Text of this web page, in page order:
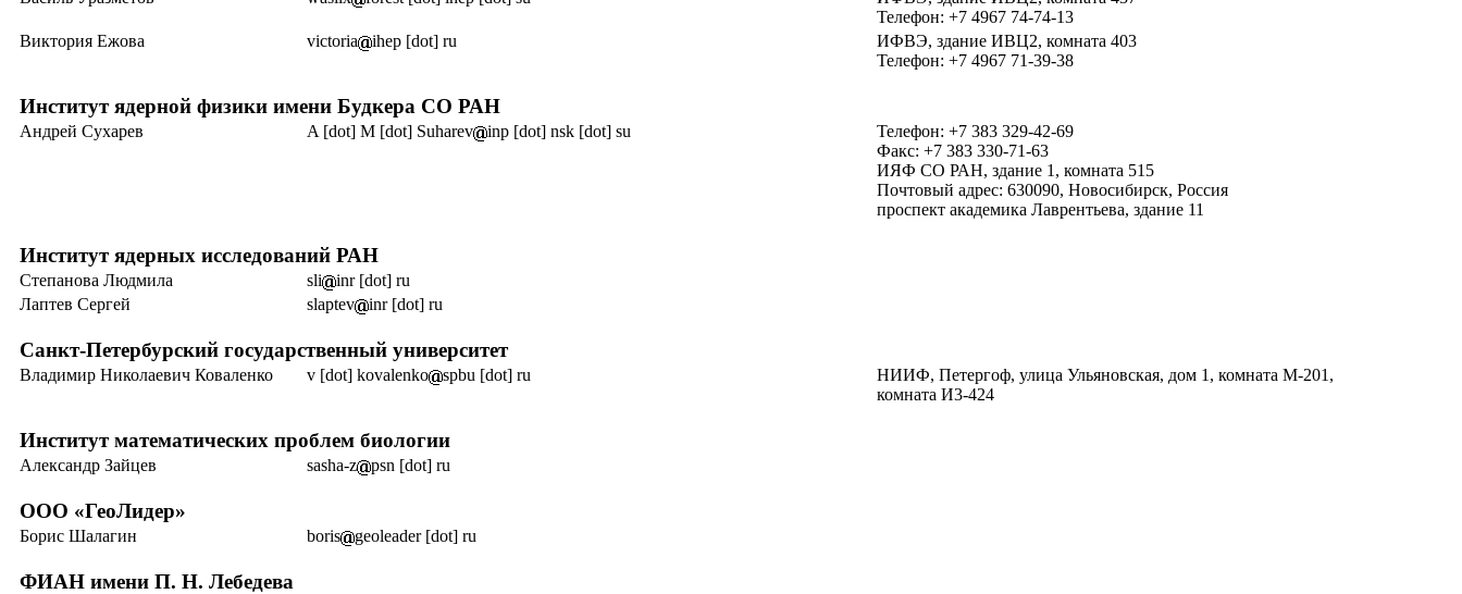
Телефон: +7 4967 74-74-13
Виктория Ежова
victoria ihep [dot] ru ИФВЭ, здание ИВЦ2, комната 403
Телефон: +7 4967 71-39-38
Институт ядерной физики имени Будкера СО РАН
Андрей Сухарев A [dot] M [dot] Suharev inp [dot] nsk [dot] su
Телефон: +7 383 329-42-69
Факс: +7 383 330-71-63
ИЯФ СО РАН, здание 1, комната 515
Почтовый адрес: 630090, Новосибирск, Россия
проспект академика Лаврентьева, здание 11
Институт ядерных исследований РАН
Степанова Людмила sli
inr [dot] ru
Лаптев Сергей
slaptev inr [dot] ru
Санкт-Петербурский государственный университет
Владимир Николаевич Коваленко v [dot] kovalenko spbu [dot] ru НИИФ, Петергоф, улица Ульяновская, дом 1, комната М-201,
комната И3-424
Институт математических проблем биологии
Александр Зайцев sasha-z psn [dot] ru
ООО «ГеоЛидер»
Борис Шалагин boris geoleader [dot] ru
ФИАН имени П. Н. Лебедева